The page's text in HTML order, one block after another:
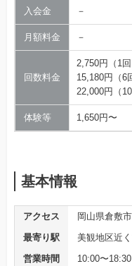
入会金 －
月額料金 －
回数料金
2,750円（1回
15,180円（6
22,000円（10
体験等 1,650円〜
基本情報
アクセス
岡山県倉敷
最寄り駅
美観地区近
営業時間
10:00〜18:30